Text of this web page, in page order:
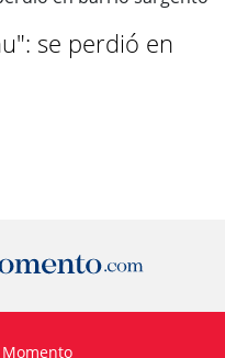
se perdió en
Momento